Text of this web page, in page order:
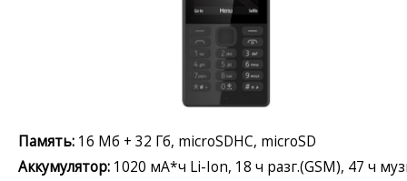
Память: 16 Мб + 32 Гб, microSDHC, microSD
Аккумулятор: 1020 мА*ч Li-Ion, 18 ч разг.(GSM), 47 ч